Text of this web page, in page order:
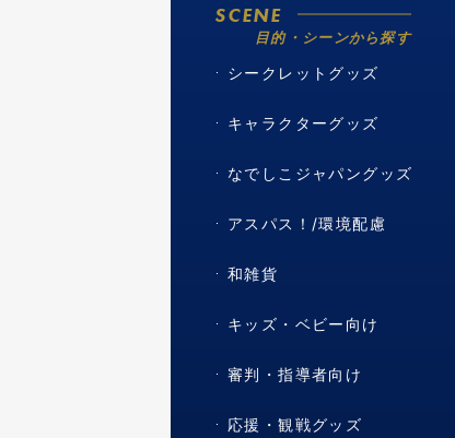
SCENE
目的・シーンから探す
シークレットグッズ
キャラクターグッズ
なでしこジャパングッズ
アスパス！/環境配慮
和雑貨
キッズ・ベビー向け
審判・指導者向け
応援・観戦グッズ